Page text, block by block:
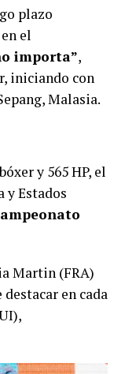
plazo
el
importa”,
iniciando con
Malasia.
y 565 HP, el
y Estados
Martin (FRA)
en cada